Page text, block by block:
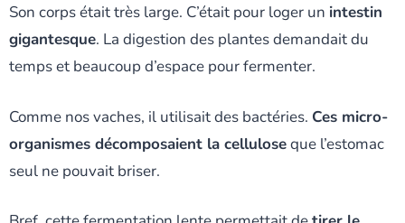
Son corps était très large. C’était pour loger un intestin
gigantesque. La digestion des plantes demandait du
temps et beaucoup d’espace pour fermenter.
Comme nos vaches, il utilisait des bactéries. Ces micro-
organismes décomposaient la celluloseque l’estomac
seul ne pouvait briser.